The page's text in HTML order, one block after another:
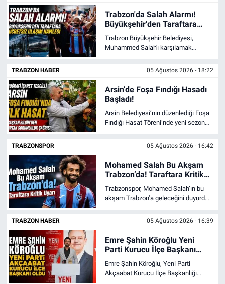
Trabzon'da Salah Alarmı!
Büyükşehir'den Taraftara
Ücretsiz Ulaşım Hamlesi
Trabzon Büyükşehir Belediyesi,
Muhammed Salah'ı karşılamak
seferleri düzenleyecek. İşte saatler
TRABZON HABER 05 Ağustos 2026 - 18:22
Arsin’de Foşa Fındığı Hasadı
Başladı!
Arsin Belediyesi’nin düzenlediği Foşa
Fındığı Hasat Töreni’nde yeni sezon
taban fiyat çağrısı, kokarca
mücadelesi ve Foşa fındığının marka
değeri öne çıktı.
TRABZONSPOR 05 Ağustos 2026 - 16:42
Mohamed Salah Bu Akşam
Trabzon’da! Taraftara Kritik
Uyarı
Trabzonspor, Mohamed Salah’ın bu
akşam Trabzon’a geleceğini duyurdu.
kullanımı konusunda önemli uyarılar
TRABZON HABER 05 Ağustos 2026 - 16:39
Emre Şahin Köroğlu Yeni
Parti Kurucu İlçe Başkanı
Oldu
Emre Şahin Köroğlu, Yeni Parti
Akçaabat Kurucu İlçe Başkanlığı